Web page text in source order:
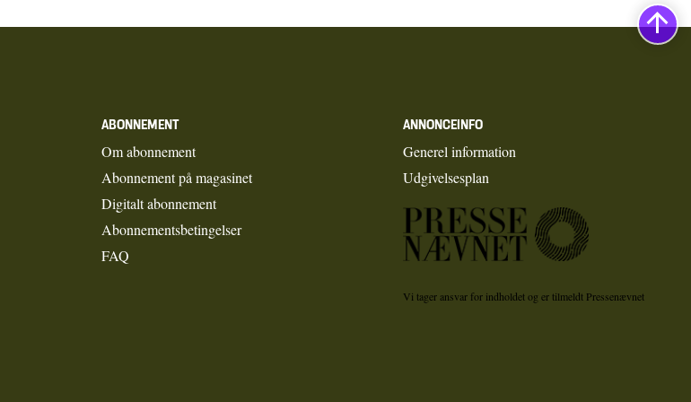
ABONNEMENT
Om abonnement
Abonnement på magasinet
Digitalt abonnement
Abonnementsbetingelser
FAQ
ANNONCEINFO
Generel information
Udgivelsesplan
Vi tager ansvar for indholdet og er tilmeldt Pressenævnet